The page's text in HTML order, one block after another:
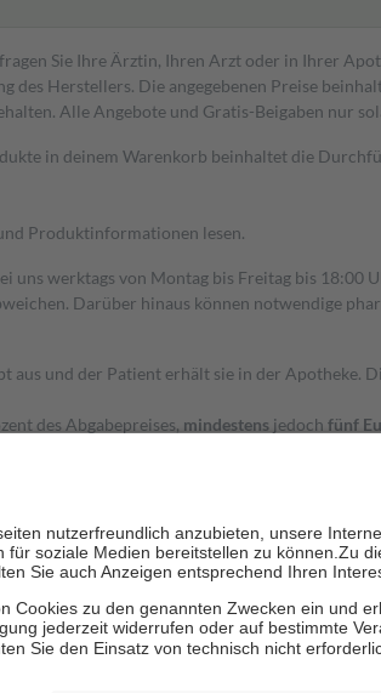
Sie Ihre Ärztin, Ihren Arzt oder in Ihrer
Herstellers. Die angegebenen Preise
Alle Angebote und Gratis-Beigaben nur
in deinem Warenkorb beinhaltet die
Produktinformationen lesen.
werktags von Montag bis Freitag bis 18:00
Darüber hinaus können notwendige
und der Patient erhält sie in der
des Abgabepreises, mindestens jedoch fünf
und die besondere Stellung der Familie
der Fahrkosten
getragen werden